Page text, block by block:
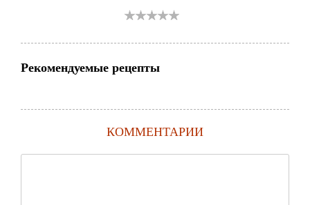
Рекомендуемые рецепты
КОММЕНТАРИИ